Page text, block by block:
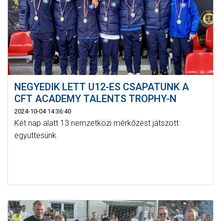
NEGYEDIK LETT U12-ES CSAPATUNK A
CFT ACADEMY TALENTS TROPHY-N
2024-10-04 14:36:40
Két nap alatt 13 nemzetközi mérkőzést játszott
együttesünk.